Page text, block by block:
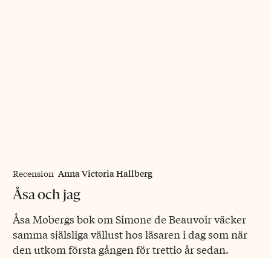
Recension Anna Victoria Hallberg
Åsa och jag
Åsa Mobergs bok om Simone de Beauvoir väcker
samma själsliga vällust hos läsaren i dag som när
den utkom första gången för trettio år sedan.